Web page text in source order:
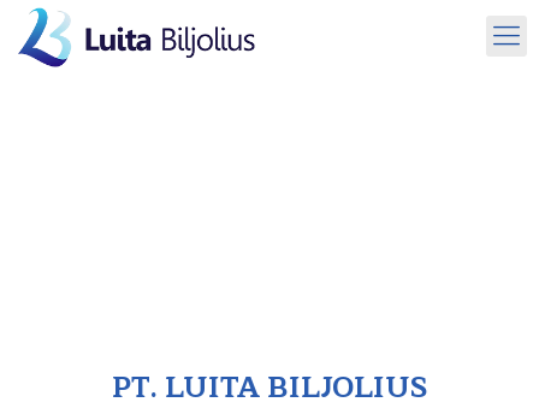
PT. LUITA BILJOLIUS